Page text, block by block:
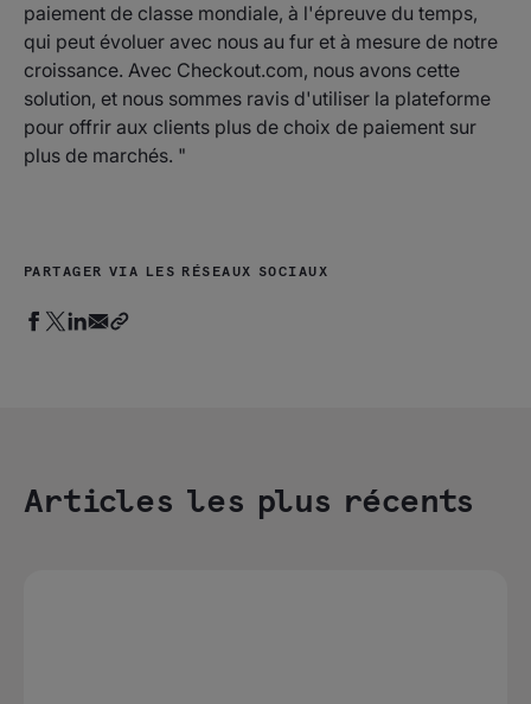
paiement de classe mondiale, à l'épreuve du temps,
qui peut évoluer avec nous au fur et à mesure de notre
croissance. Avec Checkout.com, nous avons cette
solution, et nous sommes ravis d'utiliser la plateforme
pour offrir aux clients plus de choix de paiement sur
plus de marchés. "
PARTAGER VIA LES RÉSEAUX SOCIAUX
Articles les plus récents